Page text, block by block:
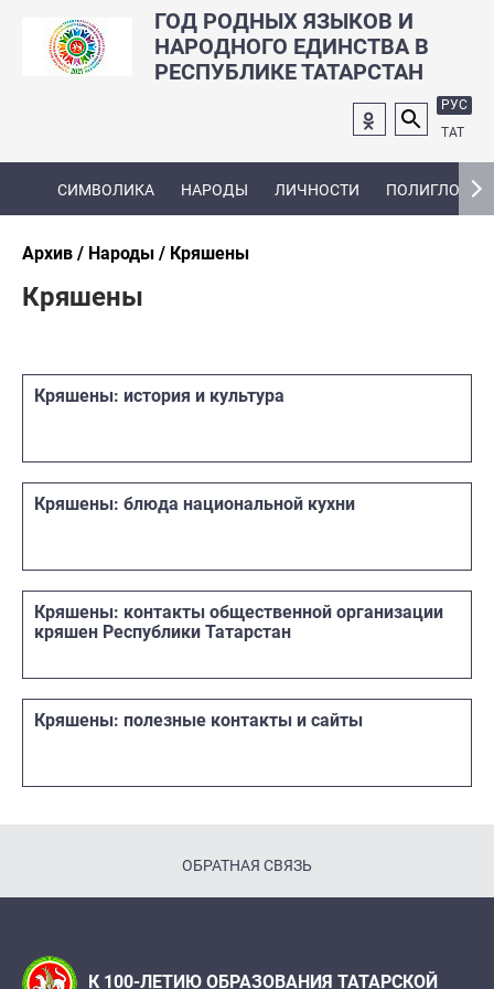
ГОД РОДНЫХ ЯЗЫКОВ И
НАРОДНОГО ЕДИНСТВА В
РЕСПУБЛИКЕ ТАТАРСТАН
РУС
ТАТ
СИМВОЛИКА НАРОДЫ ЛИЧНОСТИ ПОЛИГЛОТ
Архив Народы Кряшены
Кряшены
Кряшены: история и культура
Кряшены: блюда национальной кухни
Кряшены: контакты общественной организации
кряшен Республики Татарстан
Кряшены: полезные контакты и сайты
ОБРАТНАЯ СВЯЗЬ
К 100-ЛЕТИЮ ОБРАЗОВАНИЯ ТАТАРСКОЙ